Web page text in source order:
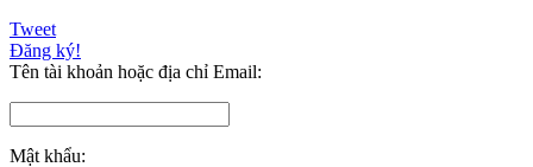
Tweet
Đăng ký!
Tên tài khoản hoặc địa chỉ Email:
Mật khẩu: